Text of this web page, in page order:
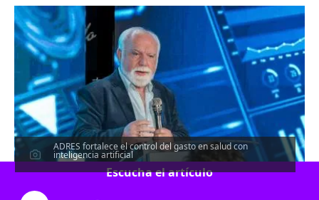
ADRES fortalece el control del gasto en salud con
inteligencia artificial
Escucha el artículo